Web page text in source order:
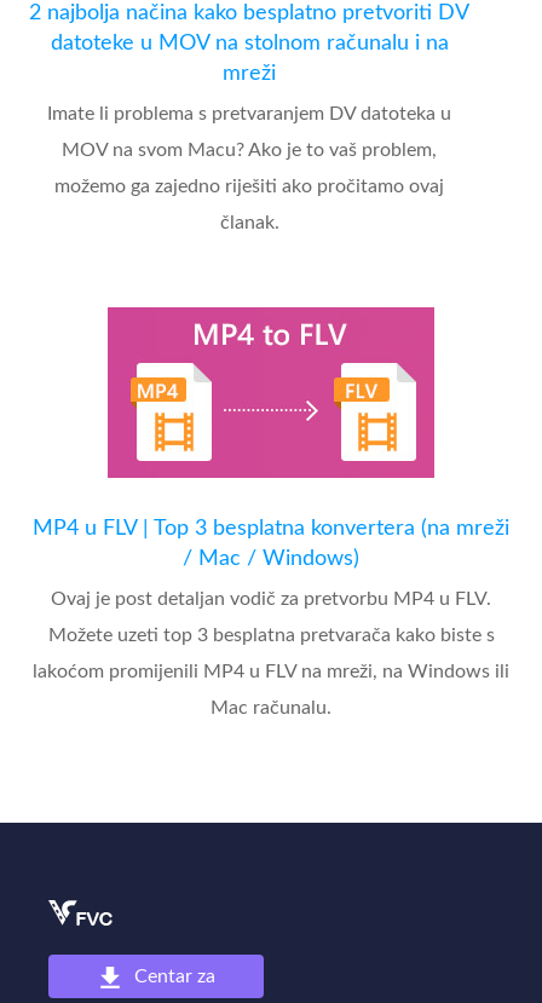
2 najbolja načina kako besplatno pretvoriti DV
datoteke u MOV na stolnom računalu i na
mreži
Imate li problema s pretvaranjem DV datoteka u
MOV na svom Macu? Ako je to vaš problem,
možemo ga zajedno riješiti ako pročitamo ovaj
članak.
MP4 u FLV | Top 3 besplatna konvertera (na mreži
/ Mac / Windows)
Ovaj je post detaljan vodič za pretvorbu MP4 u FLV.
Možete uzeti top 3 besplatna pretvarača kako biste s
lakoćom promijenili MP4 u FLV na mreži, na Windows ili
Mac računalu.
Centar za